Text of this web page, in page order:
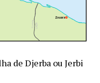
de Djerba ou Jerbi